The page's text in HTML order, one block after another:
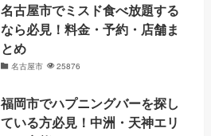
名古屋市でミスド食べ放題する
なら必見！料金・予約・店舗ま
とめ
名古屋市 25876
福岡市でハプニングバーを探し
ている方必見！中洲・天神エリ